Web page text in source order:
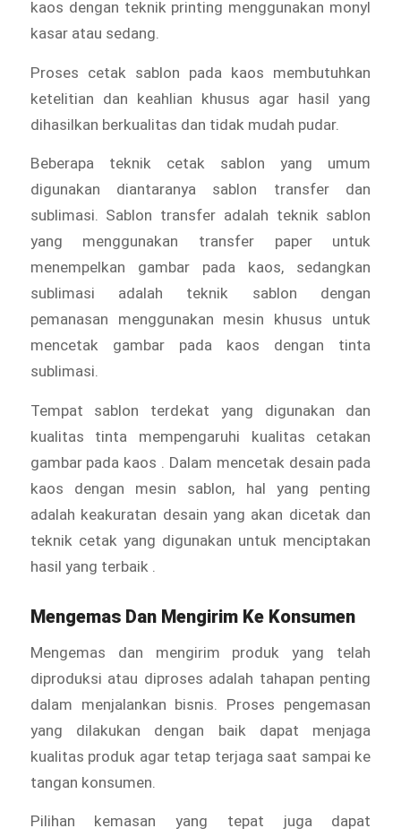
kaos dengan teknik printing menggunakan monyl
kasar atau sedang.
Proses cetak sablon pada kaos membutuhkan
ketelitian dan keahlian khusus agar hasil yang
dihasilkan berkualitas dan tidak mudah pudar.
Beberapa teknik cetak sablon yang umum
digunakan diantaranya sablon transfer dan
sublimasi. Sablon transfer adalah teknik sablon
yang menggunakan transfer paper untuk
menempelkan gambar pada kaos, sedangkan
sublimasi adalah teknik sablon dengan
pemanasan menggunakan mesin khusus untuk
mencetak gambar pada kaos dengan tinta
sublimasi.
Tempat sablon terdekat yang digunakan dan
kualitas tinta mempengaruhi kualitas cetakan
gambar pada kaos . Dalam mencetak desain pada
kaos dengan mesin sablon, hal yang penting
adalah keakuratan desain yang akan dicetak dan
teknik cetak yang digunakan untuk menciptakan
hasil yang terbaik .
Mengemas Dan Mengirim Ke Konsumen
Mengemas dan mengirim produk yang telah
diproduksi atau diproses adalah tahapan penting
dalam menjalankan bisnis. Proses pengemasan
yang dilakukan dengan baik dapat menjaga
kualitas produk agar tetap terjaga saat sampai ke
tangan konsumen.
Pilihan kemasan yang tepat juga dapat